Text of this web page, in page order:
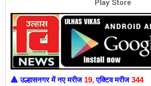
Play Store
🔺उल्हासनगर मेंनए मरीज19,एक्टिव मरीज344